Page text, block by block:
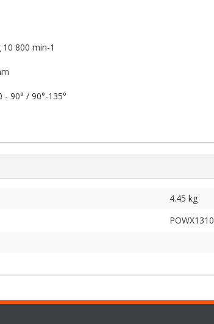
800 min-1
90° / 90°-135°
4.45 kg
POWX1310